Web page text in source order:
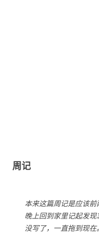
周记
本来这篇周记是应该
晚上回到家里记起发
没写了，一直拖到现在。